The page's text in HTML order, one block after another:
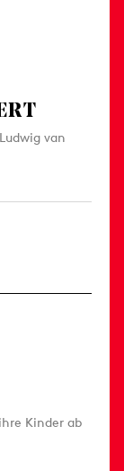
van
Kinder ab